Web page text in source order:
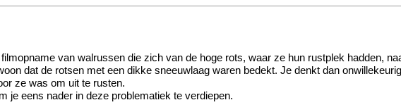
van walrussen die zich van de hoge rots, waar ze hun rustplek hadden,
dat de rotsen met een dikke sneeuwlaag waren bedekt. Je denkt dan
ze was om uit te rusten.
je eens nader in deze problematiek te verdiepen.